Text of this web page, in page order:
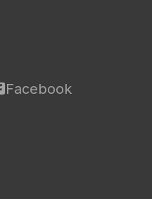
Facebook